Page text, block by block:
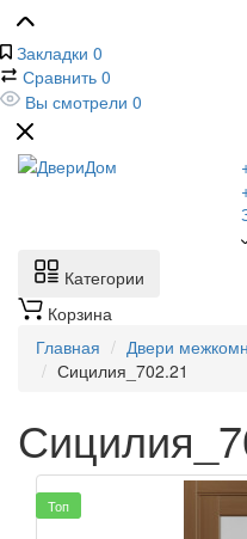
Закладки 0
Сравнить 0
Вы смотрели 0
Категории
Корзина
Главная
Двери
Сицилия_702.21
Топ